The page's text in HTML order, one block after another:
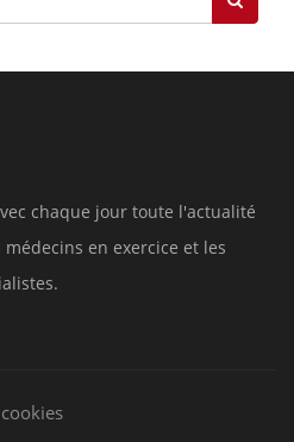
chaque jour toute l'actualité
en exercice et les